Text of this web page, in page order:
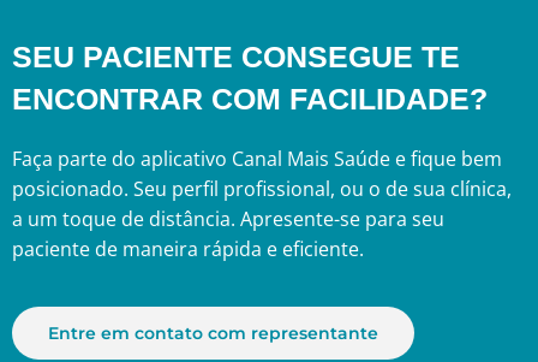
SEU PACIENTE CONSEGUE TE
ENCONTRAR COM FACILIDADE?
Faça parte do aplicativo Canal Mais Saúde e fique bem
posicionado. Seu perfil profissional, ou o de sua clínica,
a um toque de distância. Apresente-se para seu
paciente de maneira rápida e eficiente.
Entre em contato com representante